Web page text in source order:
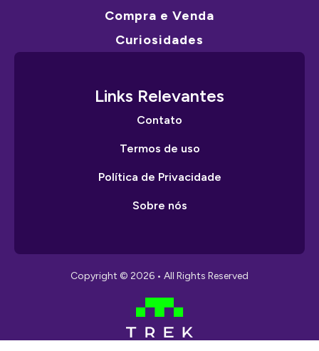
Compra e Venda
Curiosidades
Links Relevantes
Contato
Termos de uso
Política de Privacidade
Sobre nós
Copyright © 2026 • All Rights Reserved